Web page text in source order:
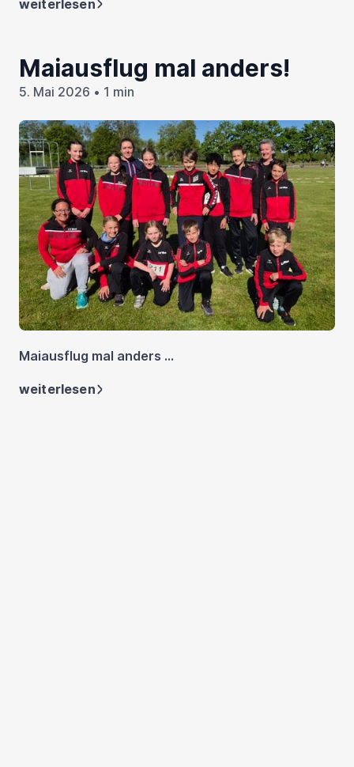
weiterlesen
Maiausflug mal anders!
5. Mai 2026 • 1 min
Maiausflug mal anders ...
weiterlesen